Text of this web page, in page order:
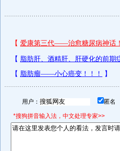
用户： 匿名
*搜狗拼音输入法，中文处理专家>>